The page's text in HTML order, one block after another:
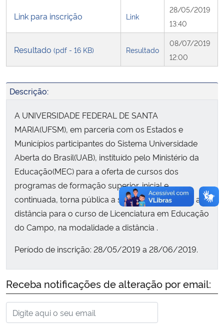
Secretaria-Geral
Secretaria de Governo
Banco Central do Brasil
Planalto
Link para inscrição Link
28/05/2019
13:40
Resultado (pdf - 16 KB) Resultado
08/07/2019
12:00
Descrição:
A UNIVERSIDADE FEDERAL DE SANTA
MARIA(UFSM), em parceria com os Estados e
Municípios participantes do Sistema Universidade
Aberta do Brasil(UAB), instituído pelo Ministério da
Educação(MEC) para a oferta de cursos dos
programas de formação superior, inicial e
continuada, torna pública a seleção para tutor(a) a
distância para o curso de Licenciatura em Educação
do Campo, na modalidade a distância .
Período de inscrição: 28/05/2019 a 28/06/2019.
Receba notificações de alteração por email: